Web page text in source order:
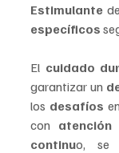
Estimulante
específicos
El cuidado
garantizar un
los desafíos
con atención
continuo, se